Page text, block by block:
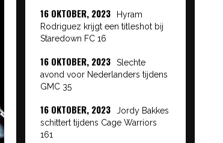
16 OKTOBER, 2023
Hyram
Rodriguez krijgt een titleshot bij
Staredown FC 16
16 OKTOBER, 2023
Slechte
avond voor Nederlanders tijdens
GMC 35
16 OKTOBER, 2023
Jordy Bakkes
schittert tijdens Cage Warriors
161